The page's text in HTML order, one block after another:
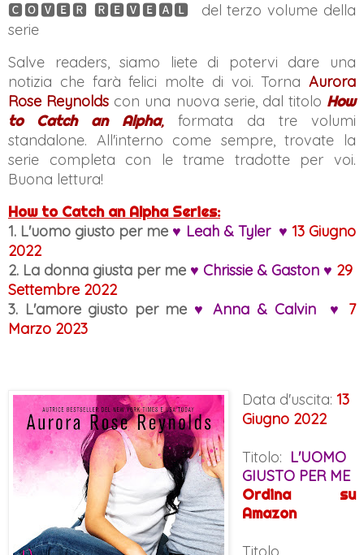
🅲🅾🆅🅴🆁 🆁🅴🆅🅴🅰🅻 del terzo volume della
serie
Salve readers, siamo liete di potervi dare una
notizia che farà felici molte di voi. Torna Aurora
Rose Reynolds con una nuova serie, dal titolo How
to Catch an Alpha,formata da tre volumi
standalone. All'interno come sempre, trovate la
serie completa con le trame tradotte per voi.
Buona lettura!
How to Catch an Alpha Series:
1. L'uomo giusto per me ♥ Leah & Tyler ♥ 13 Giugno
2022
2. La donna giusta per me ♥ Chrissie & Gaston ♥ 29
Settembre 2022
3. L'amore giusto per me ♥ Anna & Calvin ♥ 7
Marzo 2023
Data d'uscita: 13
Giugno 2022
Titolo: L'UOMO
GIUSTO PER ME
Ordina su
Amazon